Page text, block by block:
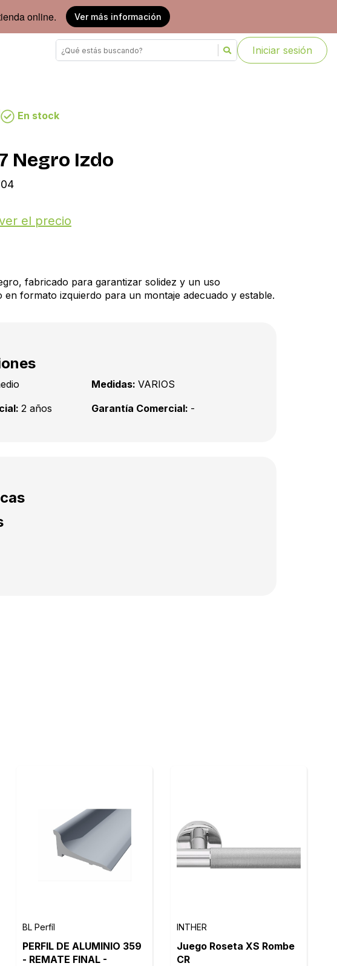
online. Ver más información
Iniciar sesión
En stock
Negro Izdo
el precio
fabricado para garantizar solidez y un uso
en formato izquierdo para un montaje adecuado y estable.
Medidas: VARIOS
2 años Garantía Comercial: -
BL Perfíl
PERFIL DE ALUMINIO 359
- REMATE FINAL -
INTHER
Juego Roseta XS Rombe
CR